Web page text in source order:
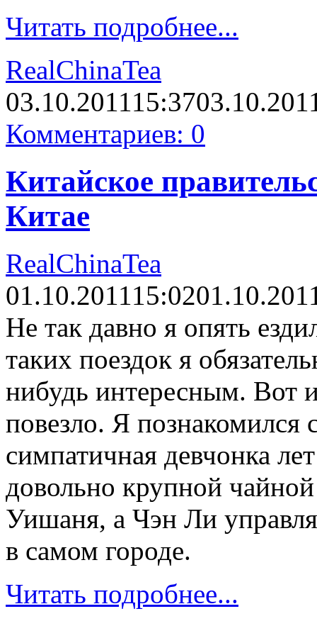
Читать подробнее...
RealChinaTea
03.10.201115:37
Комментариев: 0
Китайское
Китае
RealChinaTea
01.10.201115:02
Не так давно я опять
таких поездок я
нибудь интересным. Вот
повезло. Я
симпатичная девчонка
довольно крупной
Уишаня, а Чэн Ли
в самом городе.
Читать подробнее...